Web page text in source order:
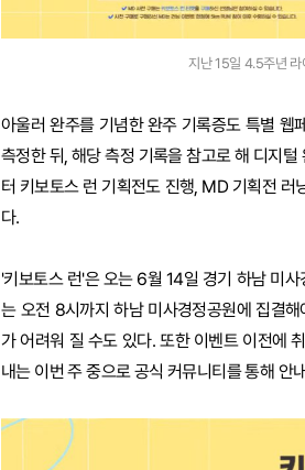
지난 15일 4.5주년 라
아울러 완주를 기념한 완주 기록증도 특별 웹
측정한 뒤, 해당 측정 기록을 참고로 해 디지
터 키보토스 런 기획전도 진행, MD 기획전
다.
'키보토스 런'은 오는 6월 14일 경기 하남 미
는 오전 8시까지 하남 미사경정공원에 집결
가 어려워 질 수도 있다. 또한 이벤트 이전에
내는 이번 주 중으로 공식 커뮤니티를 통해 안